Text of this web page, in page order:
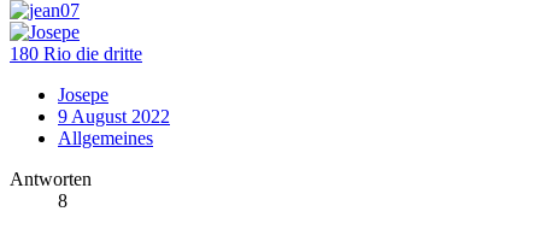
180 Rio die dritte
Josepe
9 August 2022
Allgemeines
Antworten
8